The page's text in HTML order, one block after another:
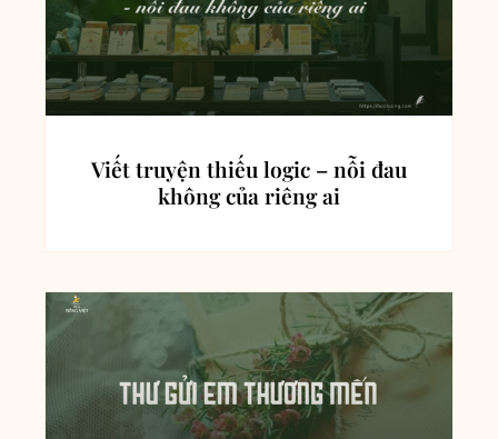
Viết truyện thiếu logic – nỗi đau
không của riêng ai